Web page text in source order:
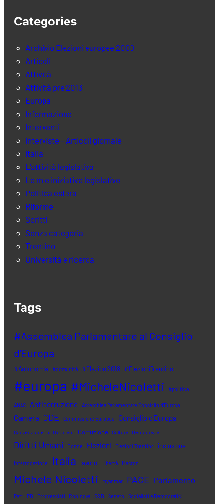
Categories
Archivio Elezioni europee 2009
Articoli
Attività
Attività pre 2013
Europa
Informazione
Interventi
Interviste – Articoli giornale
Italia
L'attività legislativa
Le mie iniziative legislative
Politica estera
Riforme
Scritti
Senza categoria
Trentino
Università e ricerca
Tags
#Assemblea Parlamentare al Consiglio
d'Europa
#Autonomia #comunità #Elezioni2018 #ElezioniTrentino
#europa #MicheleNicoletti #politica
ANAC Anticorruzione Assemblea Parlamentare Consiglio d'Europa
Camera CDE Commissione Europea Consiglio d'Europa
Convenzione Diritti Umani Corruzione Cultura Democrazia
Diritti Umani Donne Elezioni Elezioni Trentino inclusione
Interrogazione Italia lavoro Libertà Macron
Michele Nicoletti Myanmar PACE Parlamento
Patt PD Progressisti Rohingya S&D Senato Socialisti e Democratici